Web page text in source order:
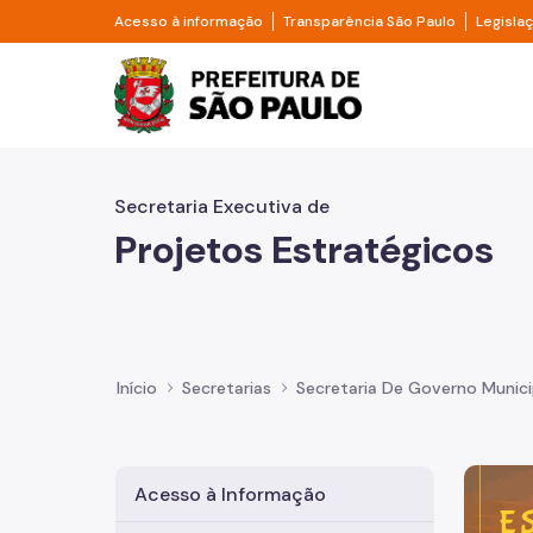
Pular para o Conteúdo principal
Acesso à informação Divisor de acesso à informação
Transparência São Paulo Divisor
Prefeitura de São
Secretaria Executiva de
Projetos Estratégicos
Início Secretarias Secretaria De Governo
Acesso à Informação